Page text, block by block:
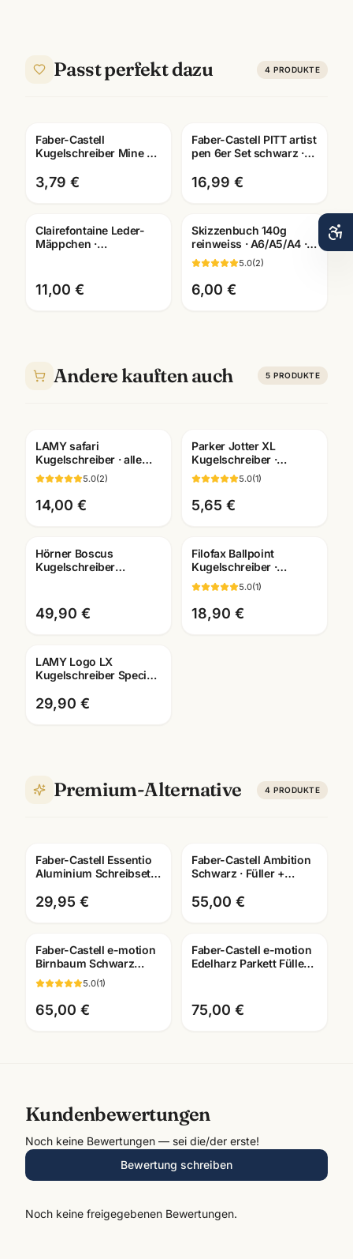
Passt perfekt dazu 4 PRODUKTE
Faber-Castell
Kugelschreiber Mine M
Schreibwaren
Mannheim
3,79 €
Faber-Castell PITT artist
pen 6er Set schwarz ·
dokumentenecht
16,99 €
Clairefontaine Leder-
Mäppchen ·
Mannheim
11,00 €
Skizzenbuch 140g
reinweiss · A6/A5/A4 ·
Zeichenpapier für
Studien unterwegs
5.0(2)
6,00 €
Andere kauften auch 5 PRODUKTE
Gravur
LAMY safari
Kugelschreiber · alle
Farben +
Sondereditionen ·
Schreibwaren
Mannheim
5.0(2)
14,00 €
Gravur
Parker Jotter XL
Kugelschreiber ·
silber/gold/rosegold/schwarz
· Schreibgeräte
Mannheim
5.0(1)
5,65 €
Gravur
Hörner Boscus
Kugelschreiber
49,90 €
Filofax Ballpoint
Kugelschreiber ·
verschiedene Motive ·
Schreibgeräte
Mannheim
5.0(1)
18,90 €
Gravur
LAMY Logo LX
Kugelschreiber Special
Farben wählbar
29,90 €
Premium-Alternative 4 PRODUKTE
Faber-Castell Essentio
Aluminium Schreibset ·
Mannheim
29,95 €
Faber-Castell Ambition
Schwarz · Füller +
Kugelschreiber · mit
Lasergravur
55,00 €
Faber-Castell e-motion
Birnbaum Schwarz
Füller · Federbreite M ·
mit Lasergravur
5.0(1)
65,00 €
Faber-Castell e-motion
Edelharz Parkett Füller ·
75,00 €
Kundenbewertungen
Noch keine Bewertungen — sei die/der erste!
Bewertung schreiben
Noch keine freigegebenen Bewertungen.